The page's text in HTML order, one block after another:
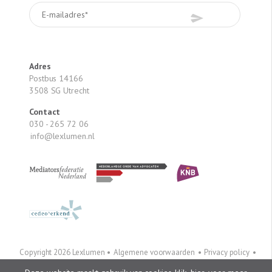
Adres
Postbus 14166
3508 SG Utrecht
Contact
030 - 265 72 06
info@lexlumen.nl
Copyright 2026 Lexlumen • Algemene voorwaarden • Privacy policy •